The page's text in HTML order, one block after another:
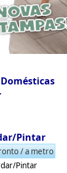
Pintar
/ a metro
Pintar